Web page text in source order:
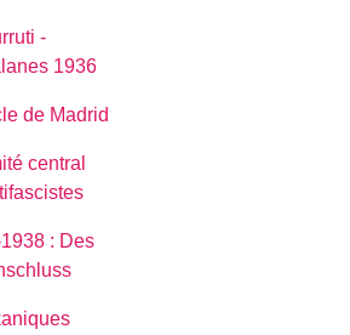
-
1936
de Madrid
central
: Des